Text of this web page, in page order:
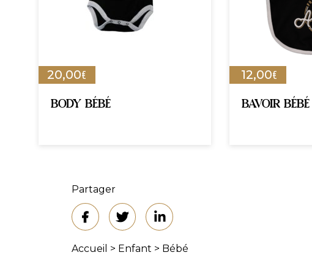
20,00€
BODY BÉBÉ
12,00€
BAVOIR BÉBÉ
Partager
Accueil > Enfant > Bébé